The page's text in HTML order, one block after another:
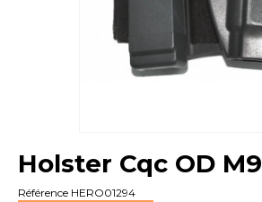
Holster Cqc OD M9
Référence HERO01294